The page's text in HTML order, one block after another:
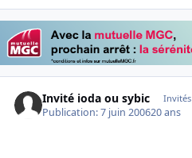
Invité ioda ou sybic Invités
Publication:7 juin 200620 ans